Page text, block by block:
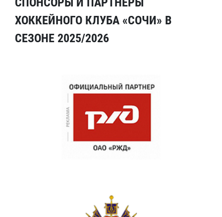
ХОККЕЙНОГО КЛУБА «СОЧИ» В
СЕЗОНЕ 2025/2026